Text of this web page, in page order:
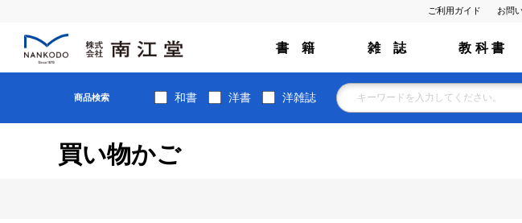
ご利用ガイド お問
書 籍 雑 誌 教 科 書
商品検索 和書 洋書 洋雑誌
買い物かご